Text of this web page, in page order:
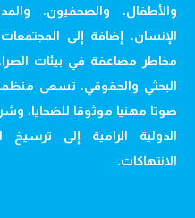
والأطفال، والصحفيون،
الإنسان، إضافة إلى
مخاطر مضاعفة في بيئات
البحثي والحقوقي، تسعى
صوتا مهنيا موثوقا للضحايا،
الدولية الرامية إلى ترسيخ
الانتهاكات.